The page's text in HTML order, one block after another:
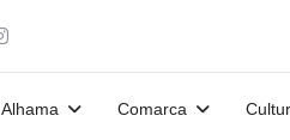
Alhama Comarca